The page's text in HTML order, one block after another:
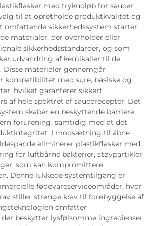
med trykudløb for saucer
til at opretholde produktkvalitet og
omfattende sikkerhedssystem starter
materialer, der overholder eller
sikkerhedsstandarder, og som
udvandring af kemikalier til de
Disse materialer gennemgår
kompatibilitet med sure, basiske og
hvilket garanterer sikkert
af hele spektret af saucerecepter. Det
skaber en beskyttende barriere,
forurening, samtidig med at det
I modsætning til åbne
eliminerer plastikflasker med
for luftbårne bakterier, støvpartikler
som kan kompromittere
Denne lukkede systemtilgang er
fødevareserviceområder, hvor
stiller strenge krav til forebyggelse af
omfatter
beskytter lysfølsomme ingredienser